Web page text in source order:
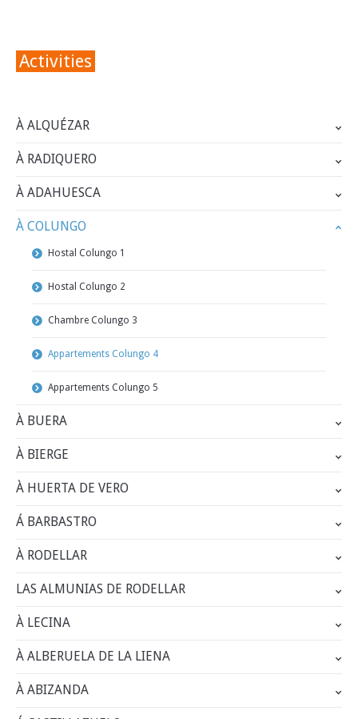
Activities
À ALQUÉZAR
À RADIQUERO
À ADAHUESCA
À COLUNGO
Hostal Colungo 1
Hostal Colungo 2
Chambre Colungo 3
Appartements Colungo 4
Appartements Colungo 5
À BUERA
À BIERGE
À HUERTA DE VERO
Á BARBASTRO
À RODELLAR
LAS ALMUNIAS DE RODELLAR
À LECINA
À ALBERUELA DE LA LIENA
À ABIZANDA